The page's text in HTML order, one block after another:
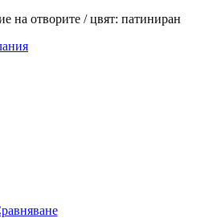
на отворите / цвят: патиниран